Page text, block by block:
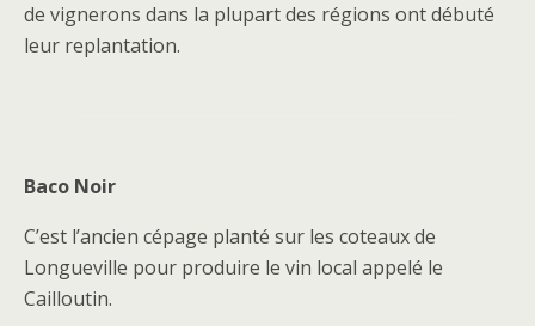
de vignerons dans la plupart des régions ont débuté
leur replantation.
Baco Noir
C’est l’ancien cépage planté sur les coteaux de
Longueville pour produire le vin local appelé le
Cailloutin.